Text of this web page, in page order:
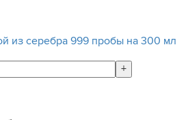
из серебра 999 пробы на 300 мл
+